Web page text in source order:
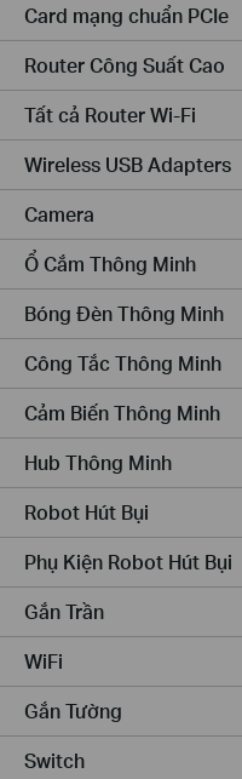
Card mạng chuẩn PCIe
Router Công Suất Cao
Tất cả Router Wi-Fi
Wireless USB Adapters
Camera
Ổ Cắm Thông Minh
Bóng Đèn Thông Minh
Công Tắc Thông Minh
Cảm Biến Thông Minh
Hub Thông Minh
Robot Hút Bụi
Phụ Kiện Robot Hút Bụi
Gắn Trần
WiFi
Gắn Tường
Switch